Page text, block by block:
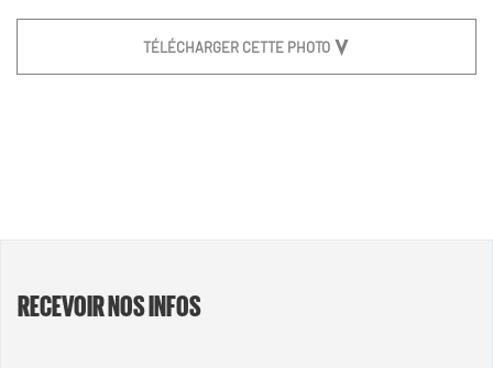
TÉLÉCHARGER CETTE PHOTO
RECEVOIR NOS INFOS